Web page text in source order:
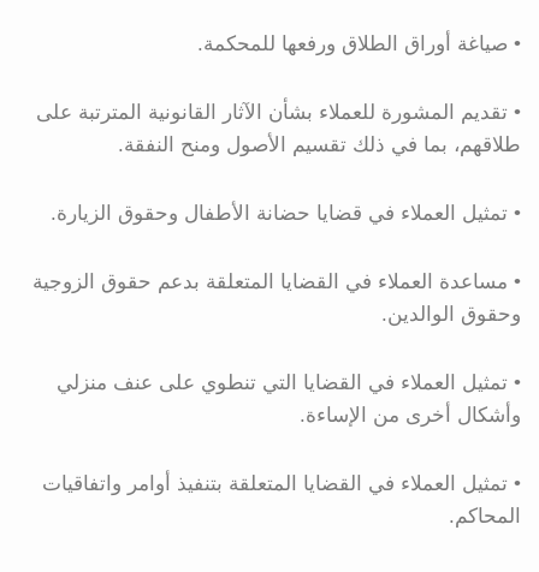
• صياغة أوراق الطلاق ورفعها للمحكمة.
• تقديم المشورة للعملاء بشأن الآثار القانونية المترتبة على
طلاقهم، بما في ذلك تقسيم الأصول ومنح النفقة.
• تمثيل العملاء في قضايا حضانة الأطفال وحقوق الزيارة.
• مساعدة العملاء في القضايا المتعلقة بدعم حقوق الزوجية
وحقوق الوالدين.
• تمثيل العملاء في القضايا التي تنطوي على عنف منزلي
وأشكال أخرى من الإساءة.
• تمثيل العملاء في القضايا المتعلقة بتنفيذ أوامر واتفاقيات
المحاكم.